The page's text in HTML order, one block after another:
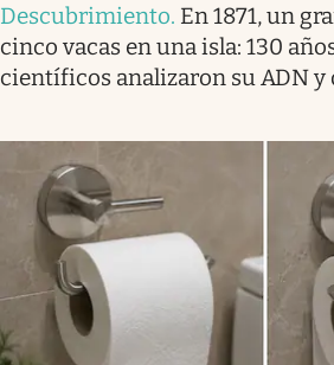
Descubrimiento. En 1871, un
cinco vacas en una isla: 130
científicos analizaron su ADN y